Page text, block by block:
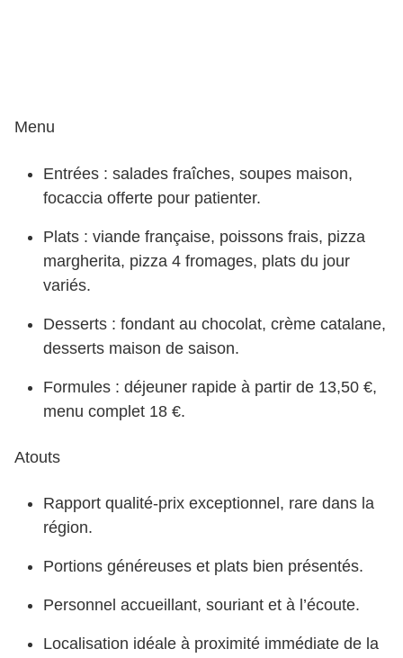
Menu
Entrées : salades fraîches, soupes maison,
focaccia offerte pour patienter.
Plats : viande française, poissons frais, pizza
margherita, pizza 4 fromages, plats du jour
variés.
Desserts : fondant au chocolat, crème catalane,
desserts maison de saison.
Formules : déjeuner rapide à partir de 13,50 €,
menu complet 18 €.
Atouts
Rapport qualité-prix exceptionnel, rare dans la
région.
Portions généreuses et plats bien présentés.
Personnel accueillant, souriant et à l’écoute.
Localisation idéale à proximité immédiate de la